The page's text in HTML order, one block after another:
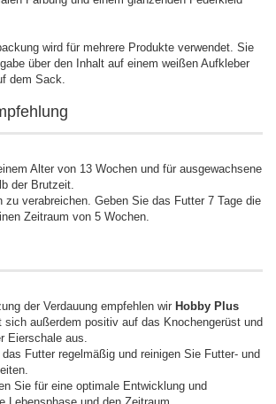
wird für mehrere Produkte verwendet. Sie
über den Inhalt auf einem weißen Aufkleber
dem Sack.
Alter von 13 Wochen und für ausgewachsene
der Brutzeit.
zu verabreichen. Geben Sie das Futter 7 Tage die
Zeitraum von 5 Wochen.
der Verdauung empfehlen wir Hobby Plus
sich außerdem positiv auf das Knochengerüst und
Eierschale aus.
Futter regelmäßig und reinigen Sie Futter- und
Sie für eine optimale Entwicklung und